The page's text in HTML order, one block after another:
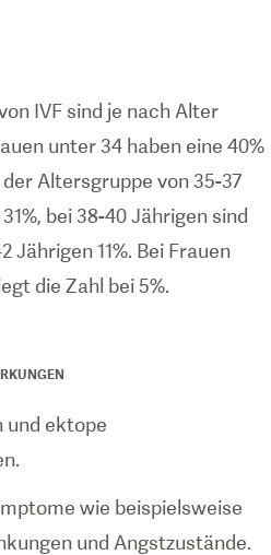
IVF sind je nach Alter
unter 34 haben eine 40%
Altersgruppe von 35-37
bei 38-40 Jährigen sind
Jährigen 11%. Bei Frauen
die Zahl bei 5%.
und ektope
wie beispielsweise
und Angstzustände.